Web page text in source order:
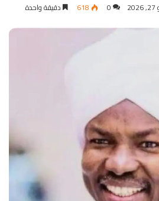
0
618 دقيقة واحدة